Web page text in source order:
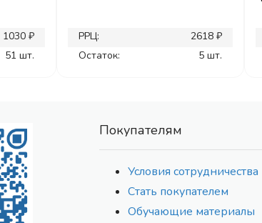
1030 ₽
51 шт.
РРЦ:
2618 ₽
Остаток:
5 шт.
Покупателям
Условия сотрудничества
Стать покупателем
Обучающие материалы